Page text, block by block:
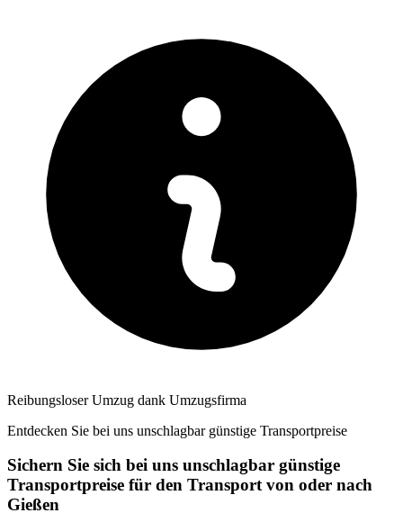
Reibungsloser Umzug dank Umzugsfirma
Entdecken Sie bei uns unschlagbar günstige Transportpreise
Sichern Sie sich bei uns unschlagbar günstige
Transportpreise für den Transport von oder nach
Gießen